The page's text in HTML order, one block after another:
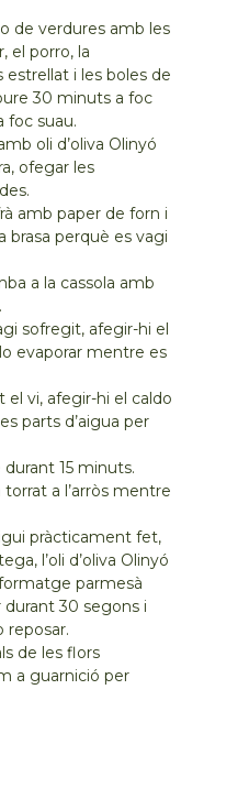
de verdures amb les
el porro, la
estrellat i les boles de
30 minuts a foc
foc suau.
oli d’oliva Olinyó
ofegar les
amb paper de forn i
brasa perquè es vagi
a la cassola amb
sofregit, afegir-hi el
evaporar mentre es
el vi, afegir-hi el caldo
parts d’aigua per
15 minuts.
a l’arròs mentre
pràcticament fet,
l’oli d’oliva Olinyó
parmesà
durant 30 segons i
reposar.
de les flors
a guarnició per